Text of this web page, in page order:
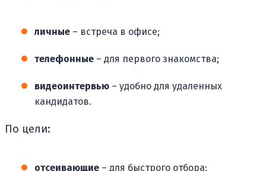
личные – встреча в офисе;
телефонные – для первого знакомства;
видеоинтервью – удобно для удаленных
кандидатов.
По цели:
отсеивающие – для быстрого отбора;